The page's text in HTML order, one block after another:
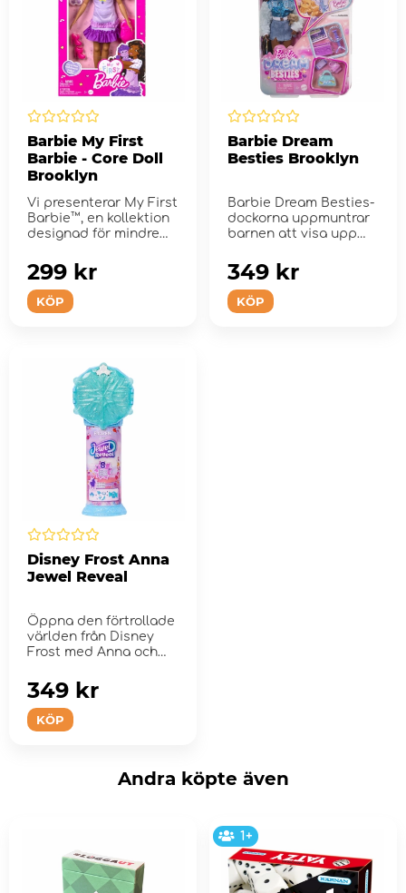
Barbie My First
Barbie - Core Doll
Brooklyn
Vi presenterar My First
Barbie™, en kollektion
designad för mindre
KÖP
299 kr
Barbie Dream
Besties Brooklyn
Barbie Dream Besties-
dockorna uppmuntrar
barnen att visa upp
KÖP
349 kr
Disney Frost Anna
Jewel Reveal
Öppna den förtrollade
världen från Disney
Frost med Anna och
KÖP
349 kr
Andra köpte även
1+